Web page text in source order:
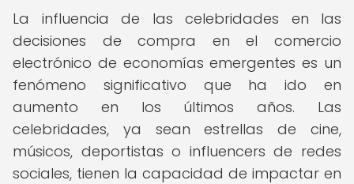
La influencia de las celebridades en las
decisiones de compra en el comercio
electrónico de economías emergentes es un
fenómeno significativo que ha ido en
aumento en los últimos años. Las
celebridades, ya sean estrellas de cine,
músicos, deportistas o influencers de redes
sociales, tienen la capacidad de impactar en